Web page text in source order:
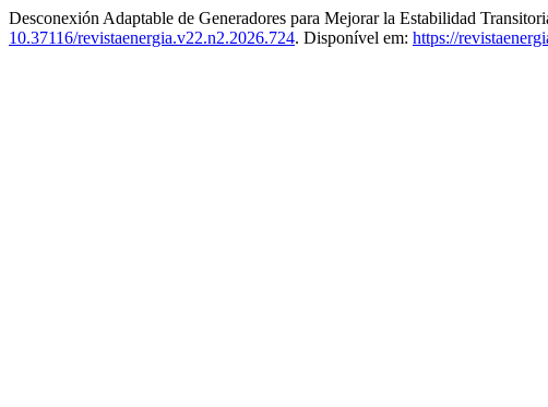
Desconexión Adaptable de Generadores para Mejorar la Estabilidad
10.37116/revistaenergia.v22.n2.2026.724. Disponível em: https://